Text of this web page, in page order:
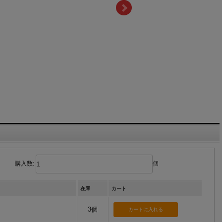
購入数: 個
在庫 カート
3個